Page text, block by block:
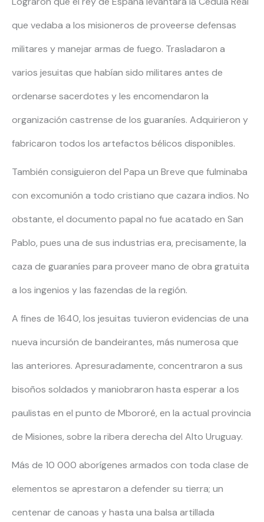
que vedaba a los misioneros de proveerse defensas
militares y manejar armas de fuego. Trasladaron a
varios jesuitas que habían sido militares antes de
ordenarse sacerdotes y les encomendaron la
organización castrense de los guaraníes. Adquirieron y
fabricaron todos los artefactos bélicos disponibles.
También consiguieron del Papa un Breve que fulminaba
con excomunión a todo cristiano que cazara indios. No
obstante, el documento papal no fue acatado en San
Pablo, pues una de sus industrias era, precisamente, la
caza de guaraníes para proveer mano de obra gratuita
a los ingenios y las fazendas de la región.
A fines de 1640, los jesuitas tuvieron evidencias de una
nueva incursión de bandeirantes, más numerosa que
las anteriores. Apresuradamente, concentraron a sus
bisoños soldados y maniobraron hasta esperar a los
paulistas en el punto de Mbororé, en la actual provincia
de Misiones, sobre la ribera derecha del Alto Uruguay.
Más de 10 000 aborígenes armados con toda clase de
elementos se aprestaron a defender su tierra; un
centenar de canoas y hasta una balsa artillada